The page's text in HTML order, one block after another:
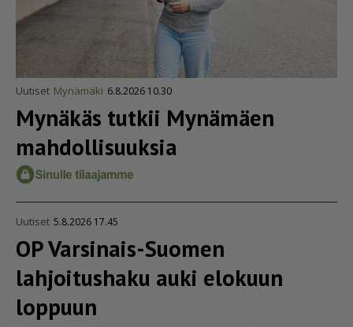
Uutiset Mynämäki 6.8.2026 10.30
Mynäkäs tutkii Mynämäen
mahdol­li­suuksia
Uutiset 5.8.2026 17.45
OP Varsinais-Suomen
lahjoitushaku auki elokuun
loppuun